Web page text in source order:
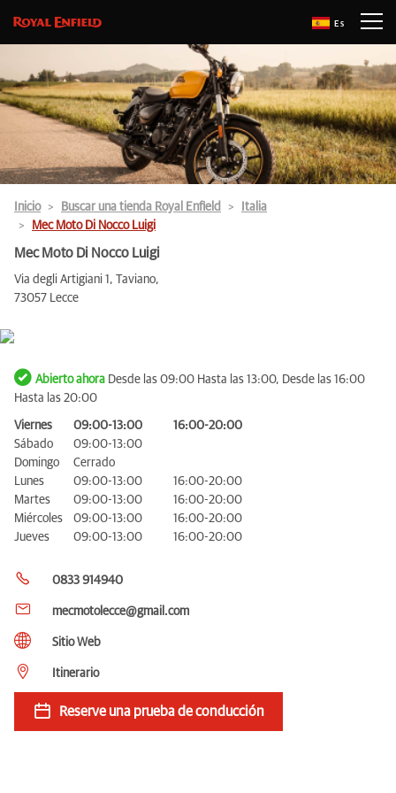
Es
Inicio Buscar una tienda Royal Enfield
Italia
Mec Moto Di Nocco Luigi
Mec Moto Di Nocco Luigi
Via degli Artigiani 1, Taviano,
73057 Lecce
Abierto ahora Desde las 09:00 Hasta las 13:00, Desde las 16:00
Hasta las 20:00
Viernes 09:00-13:00
16:00-20:00
Sábado
09:00-13:00
Domingo
Cerrado
Lunes
09:00-13:00
16:00-20:00
Martes
09:00-13:00
16:00-20:00
Miércoles
09:00-13:00
16:00-20:00
Jueves
09:00-13:00 16:00-20:00
0833 914940
mecmotolecce@gmail.com
Sitio Web
Itinerario
Reserve una prueba de conducción